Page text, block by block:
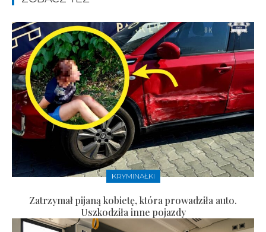
KRYMINAŁKI
Zatrzymał pijaną kobietę, która prowadziła auto.
Uszkodziła inne pojazdy